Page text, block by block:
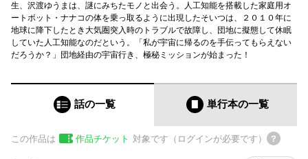
生、沢渡ゆうまは、謎にみちたモノと出会う。人工知能を搭載した家庭用オ
ートボット・ナナコの体を乗っ取るように出現したそいつは、２０１０年に
地球に降下したとき大気圏突入時のトラブルで故障し、団地に擬態して休眠
していた人工知能なのだという。「私が宇宙に帰るのを手伝ってもらえない
だろうか？」団地経由の宇宙行き、極秘ミッションが始まった！
話の一覧 単行本の一覧
この作品は 作品チケット 対象です（ログインが必要です）